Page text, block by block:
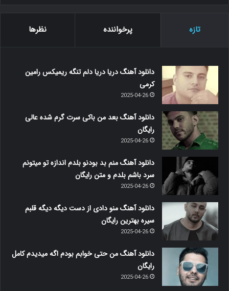
تازه پرخواننده نظرها
دانلود آهنگ دریا دریا دلم تنگه ریمیکس رامین
کرمی
2025-04-26
دانلود آهنگ بعد من باکی سرت گرم شده عالی
رایگان
2025-04-26
دانلود آهنگ منم بد بودنو بلدم اندازه تو میتونم
سرد باشم بلدم و متن رایگان
2025-04-26
دانلود آهنگ منو دادی از دست دیگه دیگه قلبم
سیره بهترین رایگان
2025-04-26
دانلود آهنگ من حتی خوابم بودم اگه میدیدم کامل
رایگان
2025-04-26